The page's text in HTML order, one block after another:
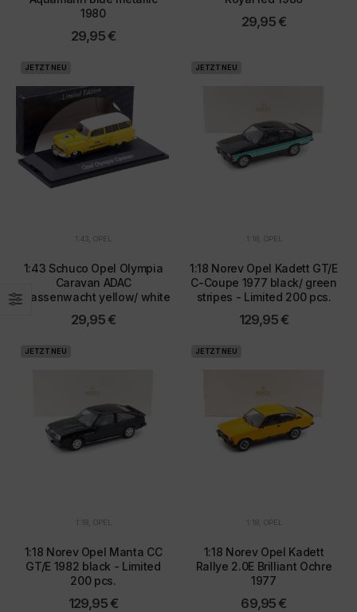
1980
29,95 €
29,95 €
JETZT NEU
1:43 OPEL
1:43 Schuco Opel Olympia
Caravan ADAC
Strassenwacht yellow/ white
29,95 €
JETZT NEU
1:18, OPEL
1:18 Norev Opel Kadett GT/E
C-Coupe 1977 black/ green
stripes - Limited 200 pcs.
129,95 €
JETZT NEU
1:18, OPEL
1:18 Norev Opel Manta CC
GT/E 1982 black - Limited
200 pcs.
129,95 €
JETZT NEU
1:18, OPEL
1:18 Norev Opel Kadett
Rallye 2.0E Brilliant Ochre
1977
69,95 €